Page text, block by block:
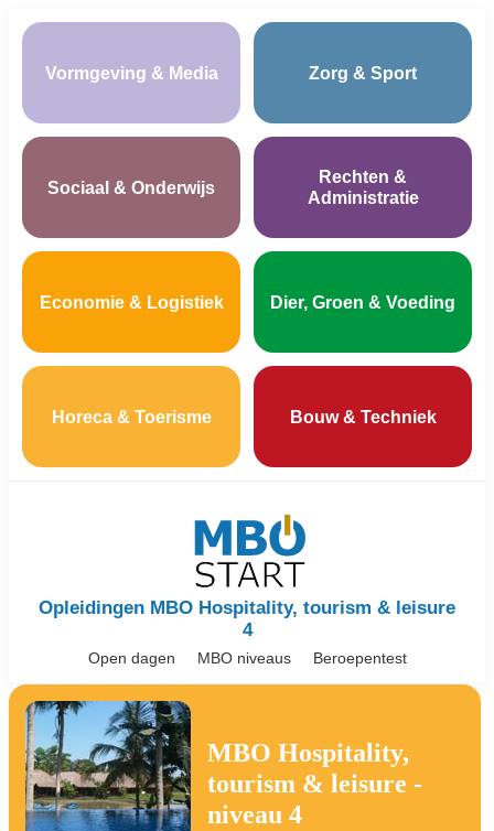
Vormgeving & Media Zorg & Sport
Sociaal & Onderwijs
Rechten &
Administratie
Economie & Logistiek Dier, Groen & Voeding
Horeca & Toerisme Bouw & Techniek
Opleidingen MBO Hospitality, tourism & leisure
4
Open dagen MBO niveaus Beroepentest
MBO Hospitality,
tourism & leisure -
niveau 4